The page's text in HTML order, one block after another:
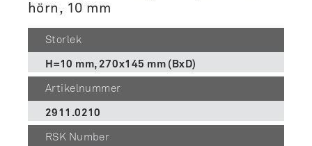
hörn, 10 mm
Storlek
H=10 mm, 270x145 mm (BxD)
Artikelnummer
2911.0210
RSK Number